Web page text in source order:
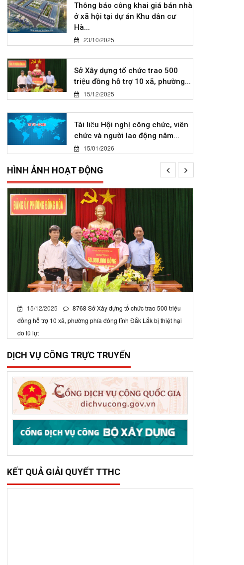
Thông báo công khai giá bán nhà
ở xã hội tại dự án Khu dân cư
Hà...
23/10/2025
Sở Xây dựng tổ chức trao 500
triệu đồng hỗ trợ 10 xã, phường...
15/12/2025
Tài liệu Hội nghị công chức, viên
chức và người lao động năm...
15/01/2026
HÌNH ẢNH HOẠT ĐỘNG
Sở Xây dựng tổ chức trao 500 triệu đồng hỗ trợ 10
xã, phường phía đông tỉnh Đắk Lắk bị thiệt hại do lũ
lụt
DỊCH VỤ CÔNG TRỰC TRUYẾN